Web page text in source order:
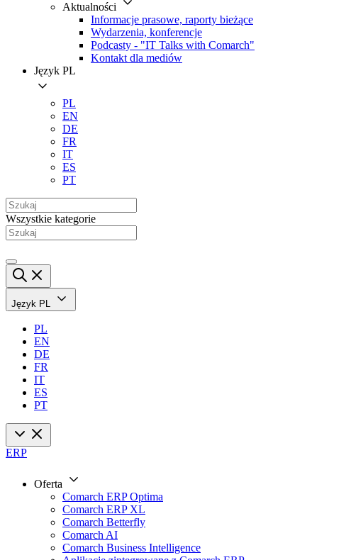
Aktualności
Informacje prasowe, raporty bieżące
Wydarzenia, konferencje
Podcasty - "IT Talks with Comarch"
Kontakt dla mediów
Język PL
PL
EN
DE
FR
IT
ES
PT
Wszystkie kategorie
Język PL
PL
EN
DE
FR
IT
ES
PT
ERP
Oferta
Comarch ERP Optima
Comarch ERP XL
Comarch Betterfly
Comarch AI
Comarch Business Intelligence